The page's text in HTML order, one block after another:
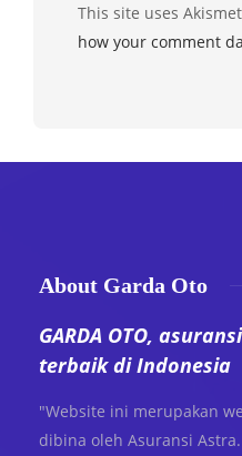
This site uses
how your comment
About Garda Oto
GARDA OTO,
terbaik di Indonesia
"Website ini merupakan
dibina oleh Asuransi